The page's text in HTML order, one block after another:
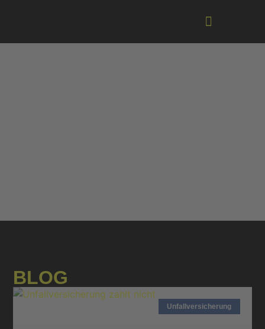
BLOG
Unfallversicherung